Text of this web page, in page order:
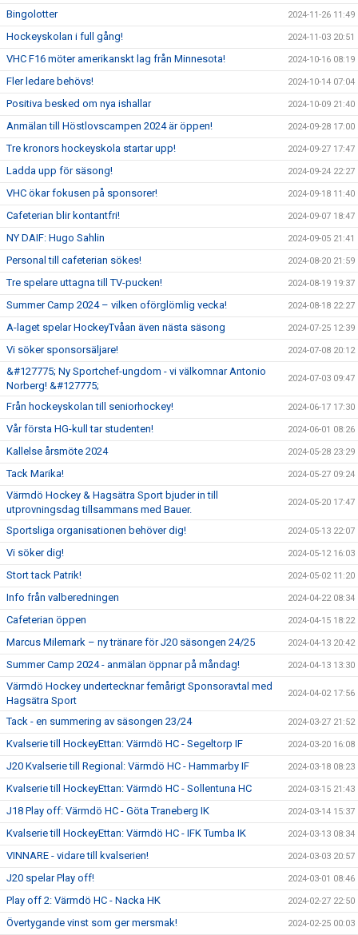
Bingolotter 2024-11-26 11:49
Hockeyskolan i full gång! 2024-11-03 20:51
VHC F16 möter amerikanskt lag från Minnesota! 2024-10-16 08:19
Fler ledare behövs! 2024-10-14 07:04
Positiva besked om nya ishallar 2024-10-09 21:40
Anmälan till Höstlovscampen 2024 är öppen! 2024-09-28 17:00
Tre kronors hockeyskola startar upp! 2024-09-27 17:47
Ladda upp för säsong! 2024-09-24 22:27
VHC ökar fokusen på sponsorer! 2024-09-18 11:40
Cafeterian blir kontantfri! 2024-09-07 18:47
NY DAIF: Hugo Sahlin 2024-09-05 21:41
Personal till cafeterian sökes! 2024-08-20 21:59
Tre spelare uttagna till TV-pucken! 2024-08-19 19:37
Summer Camp 2024 – vilken oförglömlig vecka! 2024-08-18 22:27
A-laget spelar HockeyTvåan även nästa säsong 2024-07-25 12:39
Vi söker sponsorsäljare! 2024-07-08 20:12
&#127775; Ny Sportchef-ungdom - vi välkomnar Antonio
Norberg! &#127775;
2024-07-03 09:47
Från hockeyskolan till seniorhockey! 2024-06-17 17:30
Vår första HG-kull tar studenten! 2024-06-01 08:26
Kallelse årsmöte 2024 2024-05-28 23:29
Tack Marika! 2024-05-27 09:24
Värmdö Hockey & Hagsätra Sport bjuder in till
utprovningsdag tillsammans med Bauer.
2024-05-20 17:47
Sportsliga organisationen behöver dig! 2024-05-13 22:07
Vi söker dig! 2024-05-12 16:03
Stort tack Patrik! 2024-05-02 11:20
Info från valberedningen 2024-04-22 08:34
Cafeterian öppen 2024-04-15 18:22
Marcus Milemark – ny tränare för J20 säsongen 24/25 2024-04-13 20:42
Summer Camp 2024 - anmälan öppnar på måndag! 2024-04-13 13:30
Värmdö Hockey undertecknar femårigt Sponsoravtal med
Hagsätra Sport
2024-04-02 17:56
Tack - en summering av säsongen 23/24 2024-03-27 21:52
Kvalserie till HockeyEttan: Värmdö HC - Segeltorp IF 2024-03-20 16:08
J20 Kvalserie till Regional: Värmdö HC - Hammarby IF 2024-03-18 08:23
Kvalserie till HockeyEttan: Värmdö HC - Sollentuna HC 2024-03-15 21:43
J18 Play off: Värmdö HC - Göta Traneberg IK 2024-03-14 15:37
Kvalserie till HockeyEttan: Värmdö HC - IFK Tumba IK 2024-03-13 08:34
VINNARE - vidare till kvalserien! 2024-03-03 20:57
J20 spelar Play off! 2024-03-01 08:46
Play off 2: Värmdö HC - Nacka HK 2024-02-27 22:50
Övertygande vinst som ger mersmak! 2024-02-25 00:03